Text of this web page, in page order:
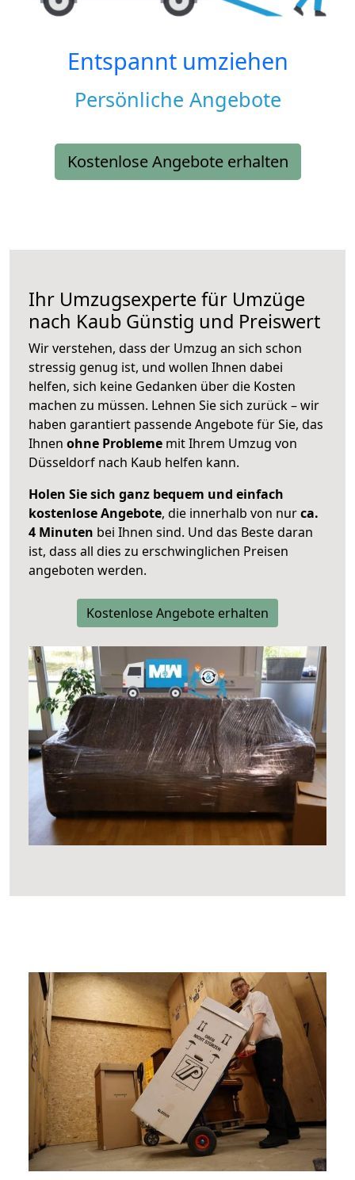
Entspannt umziehen
Persönliche Angebote
Kostenlose Angebote erhalten
Ihr Umzugsexperte für Umzüge
nach Kaub Günstig und Preiswert
Wir verstehen, dass der Umzug an sich schon
stressig genug ist, und wollen Ihnen dabei
helfen, sich keine Gedanken über die Kosten
machen zu müssen. Lehnen Sie sich zurück – wir
haben garantiert passende Angebote für Sie, das
Ihnen ohne Probleme mit Ihrem Umzug von
Düsseldorf nach Kaub helfen kann.
Holen Sie sich ganz bequem und einfach
kostenlose Angebote, die innerhalb von nurca.
4 Minuten bei Ihnen sind. Und das Beste daran
ist, dass all dies zu erschwinglichen Preisen
angeboten werden.
Kostenlose Angebote erhalten